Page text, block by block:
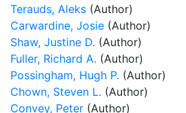
Terauds, Aleks (Author)
Carwardine, Josie (Author)
Shaw, Justine D. (Author)
Fuller, Richard A. (Author)
Possingham, Hugh P. (Author)
Chown, Steven L. (Author)
Convey, Peter (Author)